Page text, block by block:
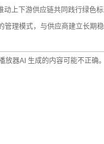
上下游供应链共同践行绿色标
理模式，与供应商建立长期